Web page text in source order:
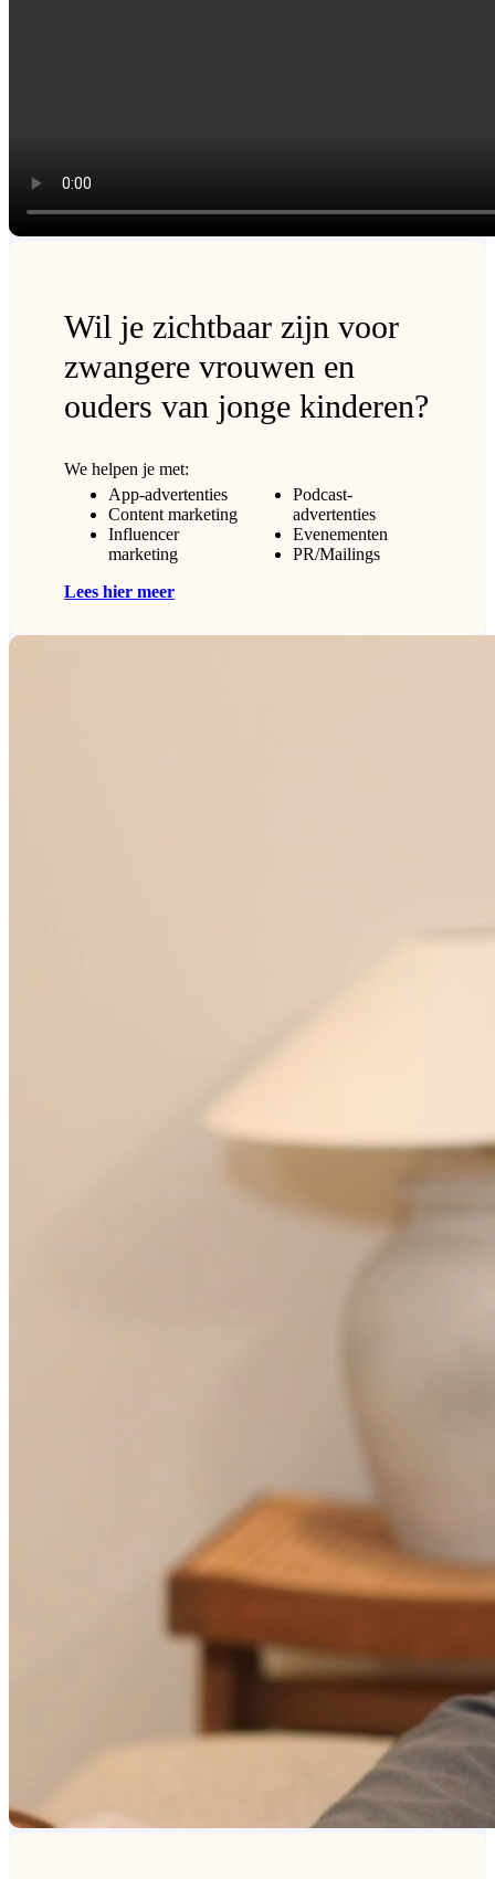
Wil je zichtbaar zijn voor
zwangere vrouwen en
ouders van jonge kinderen?
We helpen je met:
App-advertenties
Content marketing
Influencer
marketing
Podcast-
advertenties
Evenementen
PR/Mailings
Lees hier meer